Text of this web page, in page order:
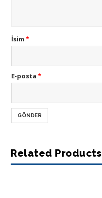
İsim *
E-posta *
Related Products